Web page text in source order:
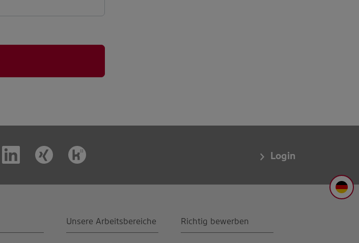
DE
Login
Unsere Arbeitsbereiche Richtig bewerben